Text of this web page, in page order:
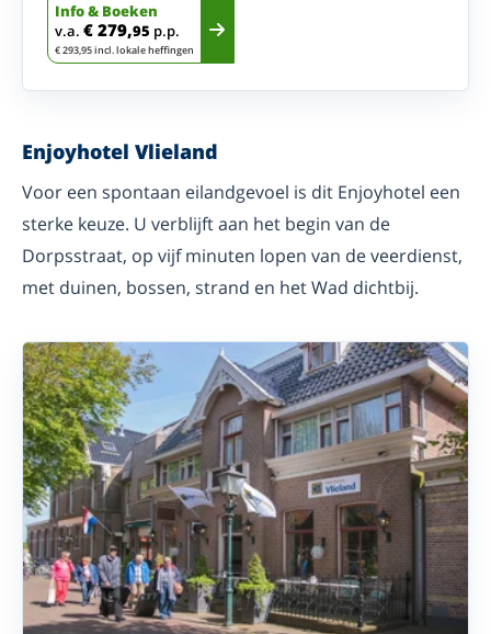
Info & Boeken
v.a. € 279,95 p.p.
€ 293,95 incl. lokale heffingen
Enjoyhotel Vlieland
Voor een spontaan eilandgevoel is dit Enjoyhotel een
sterke keuze. U verblijft aan het begin van de
Dorpsstraat, op vijf minuten lopen van de veerdienst,
met duinen, bossen, strand en het Wad dichtbij.